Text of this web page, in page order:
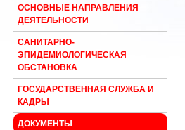
ОСНОВНЫЕ НАПРАВЛЕНИЯ
ДЕЯТЕЛЬНОСТИ
САНИТАРНО-
ЭПИДЕМИОЛОГИЧЕСКАЯ
ОБСТАНОВКА
ГОСУДАРСТВЕННАЯ СЛУЖБА И
КАДРЫ
ДОКУМЕНТЫ